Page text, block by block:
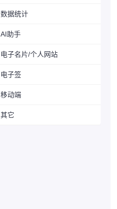
数据统计
AI助手
电子名片/个人网站
电子签
移动端
其它